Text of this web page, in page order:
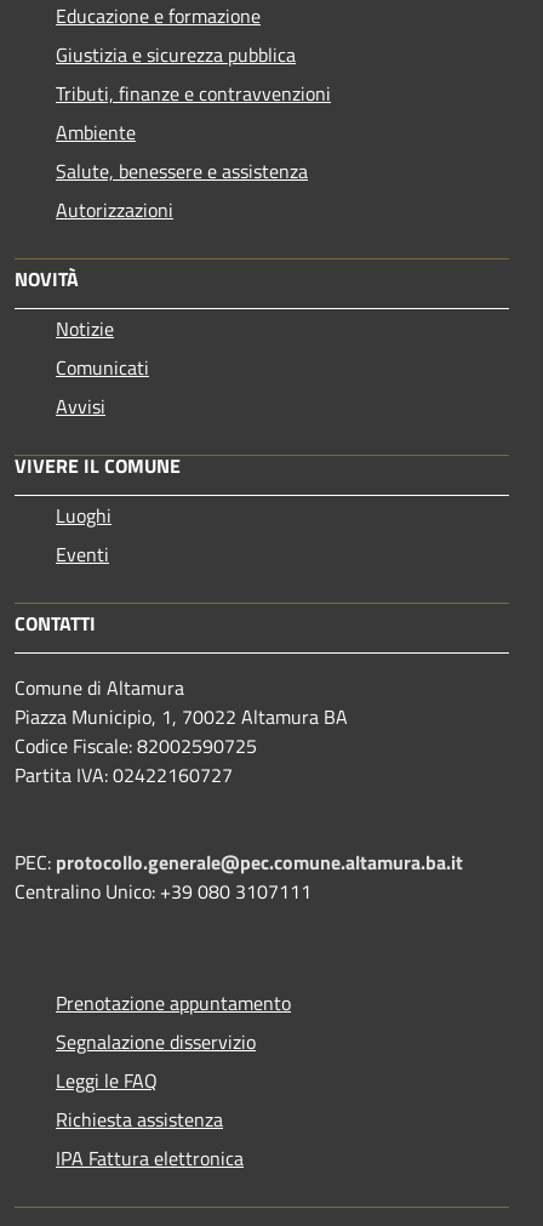
Educazione e formazione
Giustizia e sicurezza pubblica
Tributi, finanze e contravvenzioni
Ambiente
Salute, benessere e assistenza
Autorizzazioni
NOVITÀ
Notizie
Comunicati
Avvisi
VIVERE IL COMUNE
Luoghi
Eventi
CONTATTI
Comune di Altamura
Piazza Municipio, 1, 70022 Altamura BA
Codice Fiscale: 82002590725
Partita IVA: 02422160727
PEC: protocollo.generale@pec.comune.altamura.ba.it
Centralino Unico: +39 080 3107111
Prenotazione appuntamento
Segnalazione disservizio
Leggi le FAQ
Richiesta assistenza
IPA Fattura elettronica